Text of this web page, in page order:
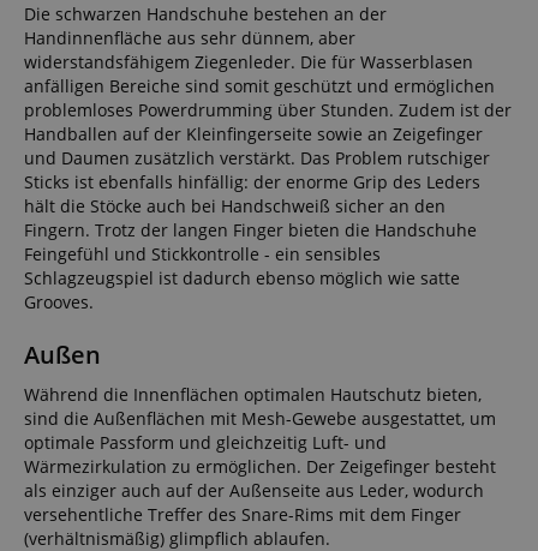
Die schwarzen Handschuhe bestehen an der
Handinnenfläche aus sehr dünnem, aber
widerstandsfähigem Ziegenleder. Die für Wasserblasen
anfälligen Bereiche sind somit geschützt und ermöglichen
problemloses Powerdrumming über Stunden. Zudem ist der
Handballen auf der Kleinfingerseite sowie an Zeigefinger
und Daumen zusätzlich verstärkt. Das Problem rutschiger
Sticks ist ebenfalls hinfällig: der enorme Grip des Leders
hält die Stöcke auch bei Handschweiß sicher an den
Fingern. Trotz der langen Finger bieten die Handschuhe
Feingefühl und Stickkontrolle - ein sensibles
Schlagzeugspiel ist dadurch ebenso möglich wie satte
Grooves.
Außen
Während die Innenflächen optimalen Hautschutz bieten,
sind die Außenflächen mit Mesh-Gewebe ausgestattet, um
optimale Passform und gleichzeitig Luft- und
Wärmezirkulation zu ermöglichen. Der Zeigefinger besteht
als einziger auch auf der Außenseite aus Leder, wodurch
versehentliche Treffer des Snare-Rims mit dem Finger
(verhältnismäßig) glimpflich ablaufen.